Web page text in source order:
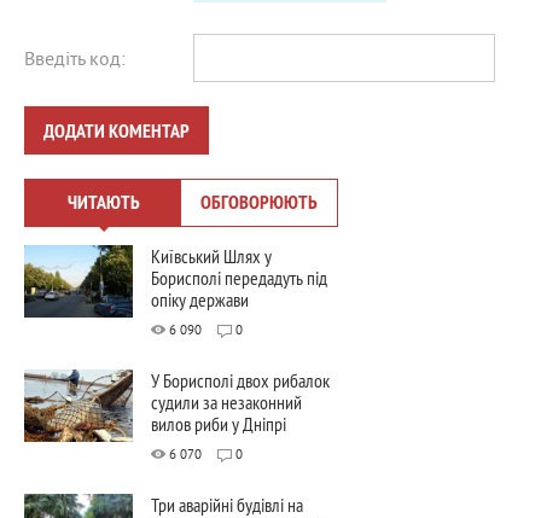
Введіть код:
ДОДАТИ КОМЕНТАР
ЧИТАЮТЬ ОБГОВОРЮЮТЬ
Київський Шлях у
Борисполі передадуть під
опіку держави
6 090 0
У Борисполі двох рибалок
судили за незаконний
вилов риби у Дніпрі
6 070 0
Три аварійні будівлі на